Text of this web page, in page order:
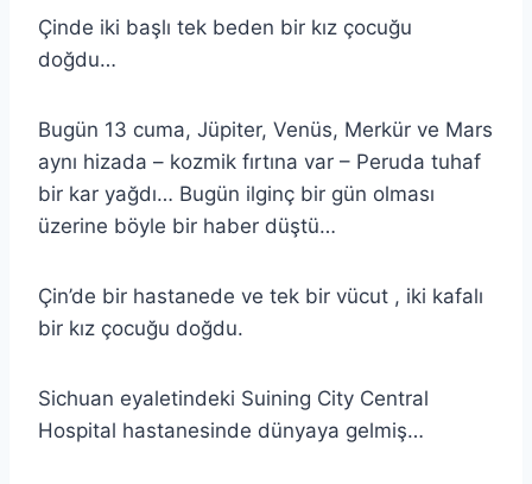
Çinde iki başlı tek beden bir kız çocuğu
doğdu…
Bugün 13 cuma, Jüpiter, Venüs, Merkür ve Mars
aynı hizada – kozmik fırtına var – Peruda tuhaf
bir kar yağdı… Bugün ilginç bir gün olması
üzerine böyle bir haber düştü…
Çin’de bir hastanede ve tek bir vücut , iki kafalı
bir kız çocuğu doğdu.
Sichuan eyaletindeki Suining City Central
Hospital hastanesinde dünyaya gelmiş…